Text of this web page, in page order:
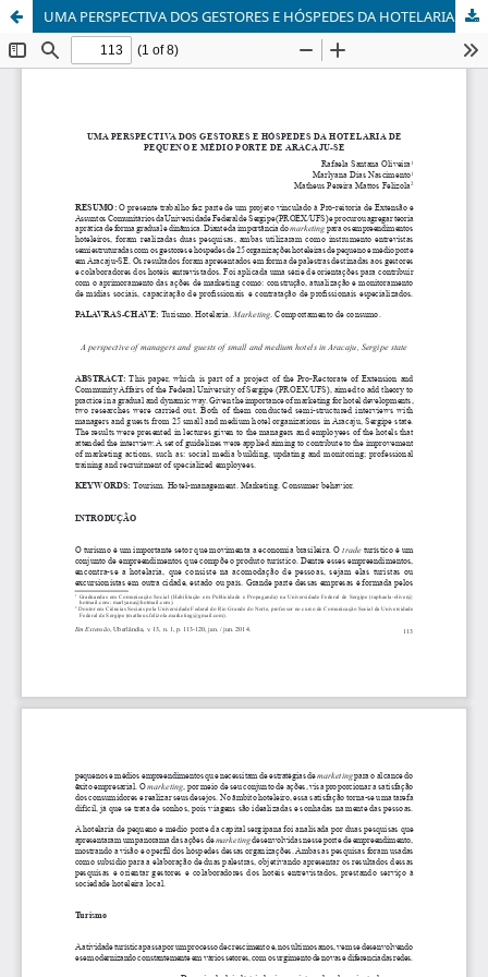
UMA PERSPECTIVA DOS GESTORES E HÓSPEDES DA HOTELARIA DE PEQUENO E MÉDIO PORTE DE ARACAJU-SE